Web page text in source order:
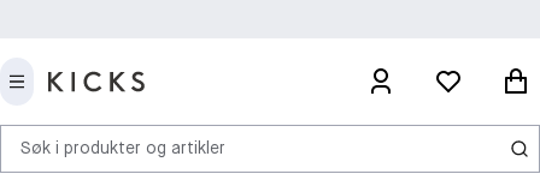
Søk i produkter og artikler